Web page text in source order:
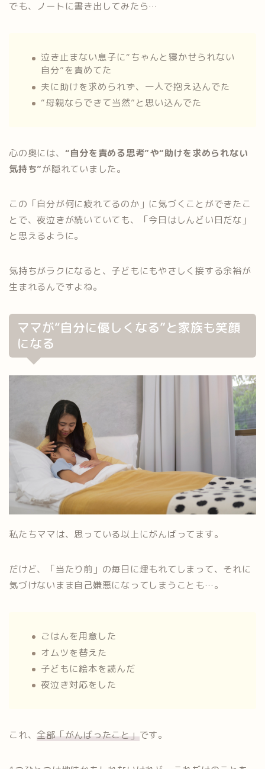
でも、ノートに書き出してみたら…
泣き止まない息子に“ちゃんと寝かせられない
自分”を責めてた
夫に助けを求められず、一人で抱え込んでた
“母親ならできて当然”と思い込んでた
心の奥には、 “自分を責める思考”や“助けを求められない
気持ち”が隠れていました。
この「自分が何に疲れてるのか」に気づくことができたこ
とで、夜泣きが続いていても、「今日はしんどい日だな」
と思えるように。
気持ちがラクになると、子どもにもやさしく接する余裕が
生まれるんですよね。
ママが“自分に優しくなる”と家族も笑顔
になる
私たちママは、思っている以上にがんばってます。
だけど、「当たり前」の毎日に埋もれてしまって、それに
気づけないまま自己嫌悪になってしまうことも…。
ごはんを用意した
オムツを替えた
子どもに絵本を読んだ
夜泣き対応をした
これ、全部「がんばったこと」です。